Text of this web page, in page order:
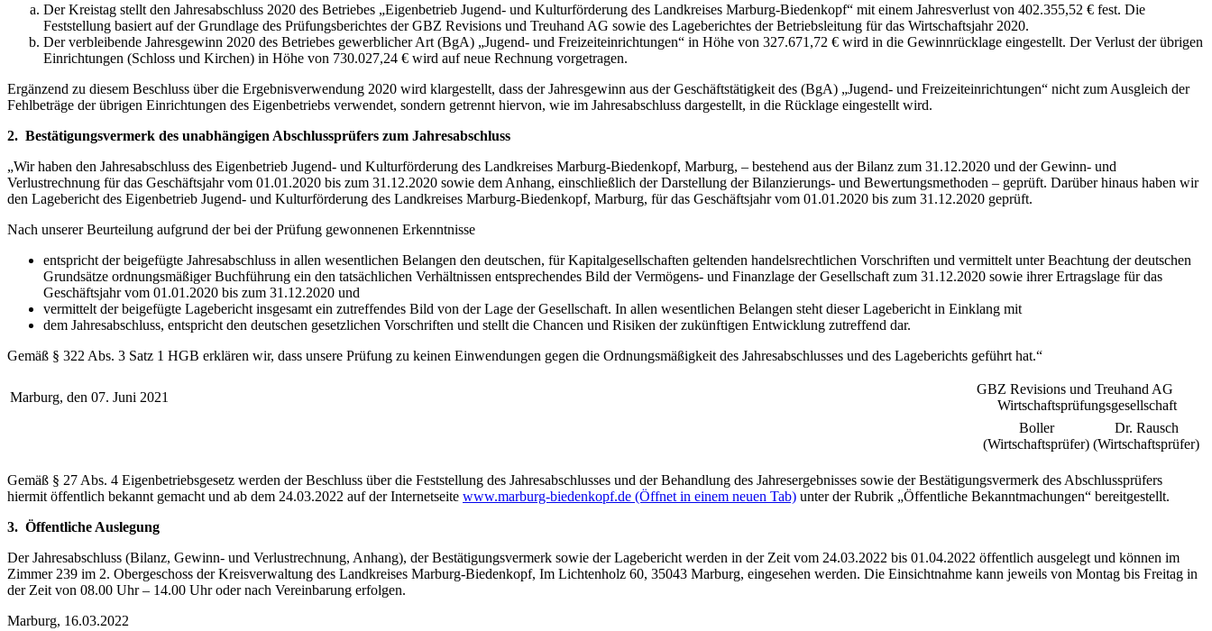
Der Kreistag stellt den Jahresabschluss 2020 des Betriebes „Eigenbetrieb Jugend- und Kulturförderung des Landkreises Marburg-Biedenkopf“ mit einem Jahresverlust von 402.355,52 € fest. Die
Feststellung basiert auf der Grundlage des Prüfungsberichtes der GBZ Revisions und Treuhand AG sowie des Lageberichtes der Betriebsleitung für das Wirtschaftsjahr 2020.
Der verbleibende Jahresgewinn 2020 des Betriebes gewerblicher Art (BgA) „Jugend- und Freizeiteinrichtungen“ in Höhe von 327.671,72 € wird in die Gewinnrücklage eingestellt. Der Verlust der übrigen
Einrichtungen (Schloss und Kirchen) in Höhe von 730.027,24 € wird auf neue Rechnung vorgetragen.
Ergänzend zu diesem Beschluss über die Ergebnisverwendung 2020 wird klargestellt, dass der Jahresgewinn aus der Geschäftstätigkeit des (BgA) „Jugend- und Freizeiteinrichtungen“ nicht zum Ausgleich der
Fehlbeträge der übrigen Einrichtungen des Eigenbetriebs verwendet, sondern getrennt hiervon, wie im Jahresabschluss dargestellt, in die Rücklage eingestellt wird.
2. Bestätigungsvermerk des unabhängigen Abschlussprüfers zum Jahresabschluss
„Wir haben den Jahresabschluss des Eigenbetrieb Jugend- und Kulturförderung des Landkreises Marburg-Biedenkopf, Marburg, – bestehend aus der Bilanz zum 31.12.2020 und der Gewinn- und
Verlustrechnung für das Geschäftsjahr vom 01.01.2020 bis zum 31.12.2020 sowie dem Anhang, einschließlich der Darstellung der Bilanzierungs- und Bewertungsmethoden – geprüft. Darüber hinaus haben wir
den Lagebericht des Eigenbetrieb Jugend- und Kulturförderung des Landkreises Marburg-Biedenkopf, Marburg, für das Geschäftsjahr vom 01.01.2020 bis zum 31.12.2020 geprüft.
Nach unserer Beurteilung aufgrund der bei der Prüfung gewonnenen Erkenntnisse
entspricht der beigefügte Jahresabschluss in allen wesentlichen Belangen den deutschen, für Kapitalgesellschaften geltenden handelsrechtlichen Vorschriften und vermittelt unter Beachtung der deutschen
Grundsätze ordnungsmäßiger Buchführung ein den tatsächlichen Verhältnissen entsprechendes Bild der Vermögens- und Finanzlage der Gesellschaft zum 31.12.2020 sowie ihrer Ertragslage für das
Geschäftsjahr vom 01.01.2020 bis zum 31.12.2020 und
vermittelt der beigefügte Lagebericht insgesamt ein zutreffendes Bild von der Lage der Gesellschaft. In allen wesentlichen Belangen steht dieser Lagebericht in Einklang mit
dem Jahresabschluss, entspricht den deutschen gesetzlichen Vorschriften und stellt die Chancen und Risiken der zukünftigen Entwicklung zutreffend dar.
Gemäß § 322 Abs. 3 Satz 1 HGB erklären wir, dass unsere Prüfung zu keinen Einwendungen gegen die Ordnungsmäßigkeit des Jahresabschlusses und des Lageberichts geführt hat.“
Marburg, den 07. Juni 2021
GBZ Revisions und Treuhand AG
Wirtschaftsprüfungsgesellschaft
Boller
(Wirtschaftsprüfer)
Dr. Rausch
(Wirtschaftsprüfer)
Gemäß § 27 Abs. 4 Eigenbetriebsgesetz werden der Beschluss über die Feststellung des Jahresabschlusses und der Behandlung des Jahresergebnisses sowie der Bestätigungsvermerk des Abschlussprüfers
hiermit öffentlich bekannt gemacht und ab dem 24.03.2022 auf der Internetseite www.marburg-biedenkopf.de (Öffnet in einem neuen Tab) unter der Rubrik „Öffentliche Bekanntmachungen“ bereitgestellt.
3. Öffentliche Auslegung
Der Jahresabschluss (Bilanz, Gewinn- und Verlustrechnung, Anhang), der Bestätigungsvermerk sowie der Lagebericht werden in der Zeit vom 24.03.2022 bis 01.04.2022 öffentlich ausgelegt und können im
Zimmer 239 im 2. Obergeschoss der Kreisverwaltung des Landkreises Marburg-Biedenkopf, Im Lichtenholz 60, 35043 Marburg, eingesehen werden. Die Einsichtnahme kann jeweils von Montag bis Freitag in
der Zeit von 08.00 Uhr – 14.00 Uhr oder nach Vereinbarung erfolgen.
Marburg, 16.03.2022